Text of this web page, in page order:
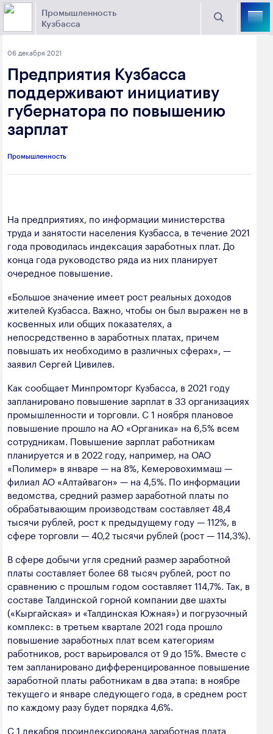
Промышленность
Кузбасса
Поиск
Торговая площадка Кузбасса
Выберите отрасль
Угольная промышленность
Химическая промышленность
Машиностроение
Промышленность строительных материалов
Добыча общераспространенных
полезных ископаемых
Лёгкая промышленность
Лесная промышленность
Пищевая промышленность
Предприятия
Новости
промышленности
650000, г. Кемерово, пр. Советский, 63
+7 (3842) 58-78-61
dprom@ako.ru
Создание сайта — Мэйк
06 декабря 2021
Предприятия Кузбасса
поддерживают инициативу
губернатора по повышению
зарплат
Промышленность
На предприятиях, по информации министерства
труда и занятости населения Кузбасса, в течение 2021
года проводилась индексация заработных плат. До
конца года руководство ряда из них планирует
очередное повышение.
«Большое значение имеет рост реальных доходов
жителей Кузбасса. Важно, чтобы он был выражен не в
косвенных или общих показателях, а
непосредственно в заработных платах, причем
повышать их необходимо в различных сферах», —
заявил Сергей Цивилев.
Как сообщает Минпромторг Кузбасса, в 2021 году
запланировано повышение зарплат в 33 организациях
промышленности и торговли. С 1 ноября плановое
повышение прошло на АО «Органика» на 6,5% всем
сотрудникам. Повышение зарплат работникам
планируется и в 2022 году, например, на ОАО
«Полимер» в январе — на 8%, Кемеровохиммаш —
филиал АО «Алтайвагон» — на 4,5%. По информации
ведомства, средний размер заработной платы по
обрабатывающим производствам составляет 48,4
тысячи рублей, рост к предыдущему году — 112%, в
сфере торговли — 40,2 тысячи рублей (рост — 114,3%).
В сфере добычи угля средний размер заработной
платы составляет более 68 тысяч рублей, рост по
сравнению с прошлым годом составляет 114,7%. Так, в
составе Талдинской горной компании две шахты
(«Кыргайская» и «Талдинская Южная») и погрузочный
комплекс: в третьем квартале 2021 года прошло
повышение заработных плат всем категориям
работников, рост варьировался от 9 до 15%. Вместе с
тем запланировано дифференцированное повышение
заработной платы работникам в два этапа: в ноябре
текущего и январе следующего года, в среднем рост
по каждому разу будет порядка 4,6%.
С 1 декабря проиндексирована заработная плата